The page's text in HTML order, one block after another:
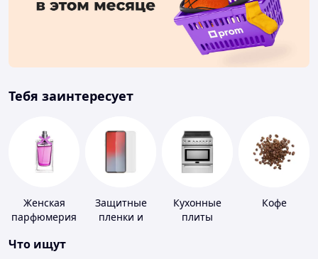
Тебя заинтересует
Женская
парфюмерия
Защитные
пленки и
Кухонные
плиты
Кофе
Что ищут